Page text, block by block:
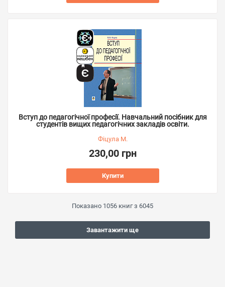
Вступ до педагогічної професії. Навчальний посібник для
студентів вищих педагогічних закладів освіти.
Фіцула М.
230,00 грн
Купити
Показано 1056 книг з 6045
Завантажити ще